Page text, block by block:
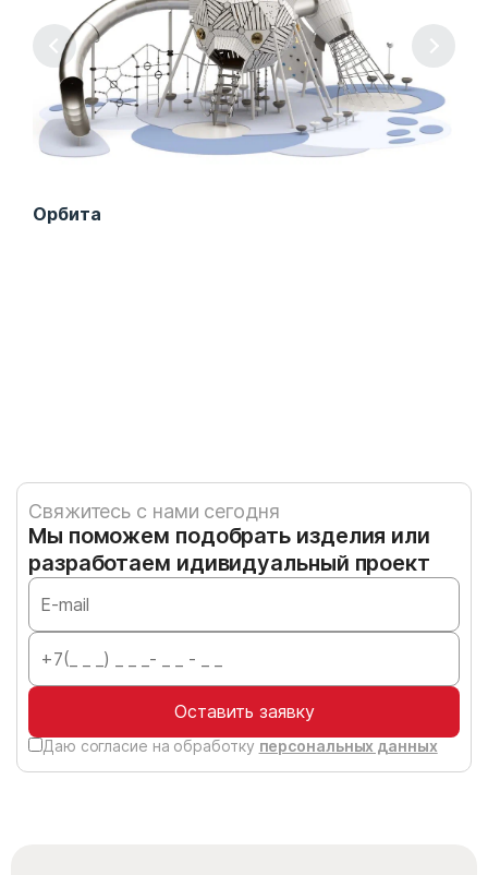
Орбита
Свяжитесь с нами сегодня
Мы поможем подобрать изделия или
разработаем идивидуальный проект
Оставить заявку
Даю согласие на обработку персональных данных